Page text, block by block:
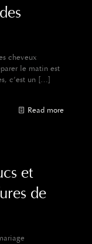
cheveux
le matin est
c’est un […]
Read more
et
de